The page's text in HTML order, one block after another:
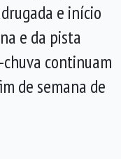
e início
e da pista
continuam
de semana de